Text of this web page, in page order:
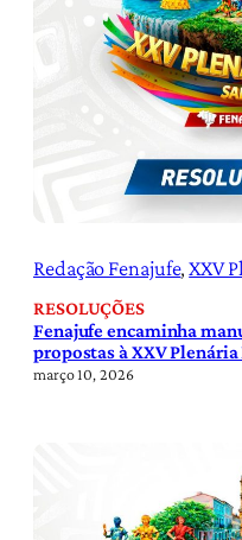
Redação Fenajufe, XXV
RESOLUÇÕES
Fenajufe encaminha
propostas à XXV
março 10, 2026